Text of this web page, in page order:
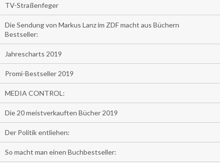
TV-Straßenfeger
Die Sendung von Markus Lanz im ZDF macht aus Büchern
Bestseller:
Jahrescharts 2019
Promi-Bestseller 2019
MEDIA CONTROL:
Die 20 meistverkauften Bücher 2019
Der Politik entliehen:
So macht man einen Buchbestseller: